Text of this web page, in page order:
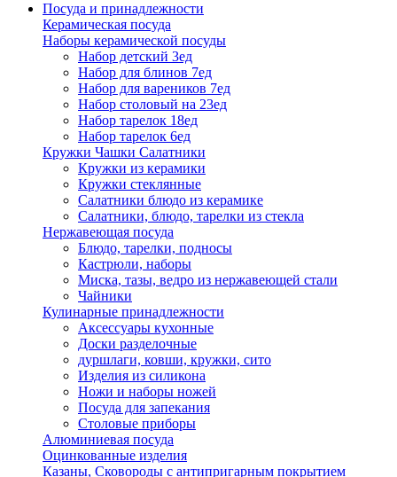
Посуда и принадлежности
Керамическая посуда
Наборы керамической посуды
Набор детский 3ед
Набор для блинов 7ед
Набор для вареников 7ед
Набор столовый на 23ед
Набор тарелок 18ед
Набор тарелок 6ед
Кружки Чашки Салатники
Кружки из керамики
Кружки стеклянные
Салатники блюдо из керамике
Салатники, блюдо, тарелки из стекла
Нержавеющая посуда
Блюдо, тарелки, подносы
Кастрюли, наборы
Миска, тазы, ведро из нержавеющей стали
Чайники
Кулинарные принадлежности
Аксессуары кухонные
Доски разделочные
дуршлаги, ковши, кружки, сито
Изделия из силикона
Ножи и наборы ножей
Посуда для запекания
Столовые приборы
Алюминиевая посуда
Оцинкованные изделия
Казаны, Сковороды с антипригарным покрытием